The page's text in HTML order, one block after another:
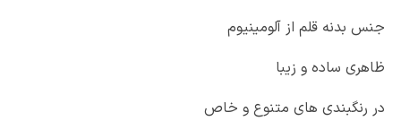
جنس بدنه قلم از آلومینیوم
ظاهری ساده و زیبا
در رنگبندی های متنوع و خاص